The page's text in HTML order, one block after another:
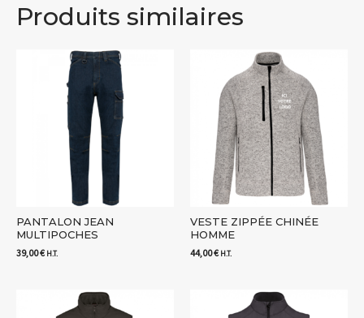
Produits similaires
PANTALON JEAN
MULTIPOCHES
39,00€ H.T.
VESTE ZIPPÉE CHINÉE
HOMME
44,00€ H.T.